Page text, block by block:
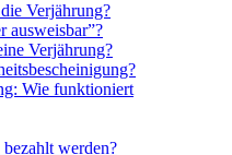
Verjährung?
ausweisbar”?
Verjährung?
Wie funktioniert
werden?